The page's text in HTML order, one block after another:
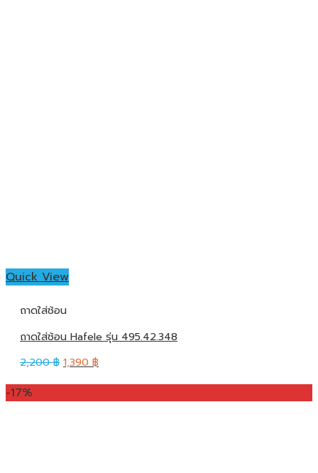
Quick View
ถาดใส่ช้อน
ถาดใส่ช้อน Hafele รุ่น 495.42.348
2,200฿ 1,390 ฿
-17%